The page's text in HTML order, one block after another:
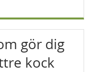
gör dig
kock